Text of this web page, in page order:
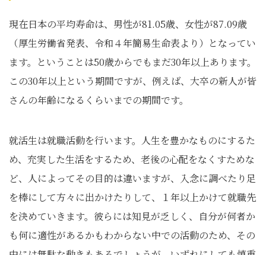
現在日本の平均寿命は、男性が81.05歳、女性が87.09歳
（厚生労働省発表、令和４年簡易生命表より）となってい
ます。ということは50歳からでもまだ30年以上あります。
この30年以上という期間ですが、例えば、大卒の新人が皆
さんの年齢になるくらいまでの期間です。
就活生は就職活動を行います。人生を豊かなものにするた
め、充実した生活をするため、老後の心配をなくすためな
ど、人によってその目的は違いますが、入念に調べたり足
を棒にして方々に出かけたりして、１年以上かけて就職先
を決めていきます。彼らには知見が乏しく、自分が何者か
も何に適性があるかもわからない中での活動のため、その